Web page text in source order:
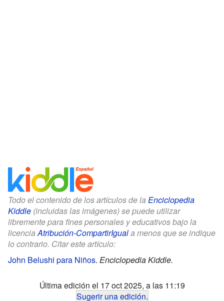
Todo el contenido de los artículos de la Enciclopedia
Kiddle (incluidas las imágenes) se puede utilizar
libremente para fines personales y educativos bajo la
licenciaAtribución-CompartirIguala menos que se indique
lo contrario. Citar este artículo:
John Belushi para Niños. Enciclopedia Kiddle.
Última edición el 17 oct 2025, a las 11:19
Sugerir una edición.